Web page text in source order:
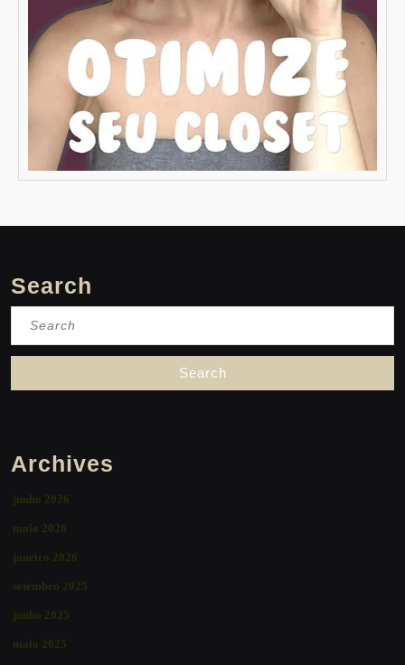
Search
Archives
junho 2026
maio 2026
janeiro 2026
setembro 2025
junho 2025
maio 2025